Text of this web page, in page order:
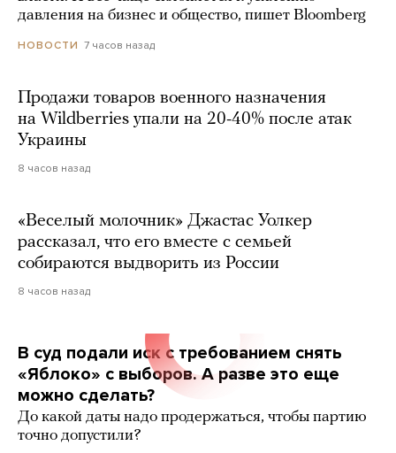
давления на бизнес и общество, пишет Bloomberg
НОВОСТИ 7 часов назад
Продажи товаров военного назначения
на Wildberries упали на 20-40% после атак
Украины
8 часов назад
«Веселый молочник» Джастас Уолкер
рассказал, что его вместе с семьей
собираются выдворить из России
8 часов назад
В суд подали иск с требованием снять
«Яблоко» с выборов. А разве это еще
можно сделать?
До какой даты надо продержаться, чтобы партию
точно допустили?